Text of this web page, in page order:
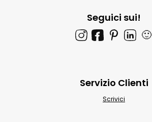
Seguici sui!
🙂
Servizio Clienti
Scrivici